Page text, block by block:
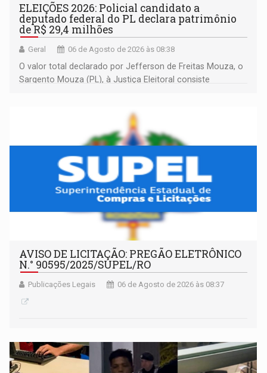
ELEIÇÕES 2026: Policial candidato a
deputado federal do PL declara patrimônio
de R$ 29,4 milhões
Geral 06 de Agosto de 2026 às 08:38
O valor total declarado por Jefferson de Freitas Mouza, o
Sargento Mouza (PL), à Justiça Eleitoral consiste
AVISO DE LICITAÇÃO: PREGÃO ELETRÔNICO
N.° 90595/2025/SUPEL/RO
Publicações Legais 06 de Agosto de 2026 às 08:37